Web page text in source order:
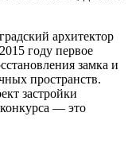
архитектор
году первое
замка и
пространств.
застройки
— это